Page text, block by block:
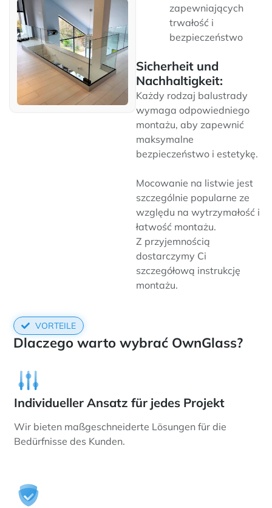
zapewniających
trwałość i
bezpieczeństwo
Sicherheit und
Nachhaltigkeit:
Każdy rodzaj balustrady
wymaga odpowiedniego
montażu, aby zapewnić
maksymalne
bezpieczeństwo i estetykę.
Mocowanie na listwie jest
szczególnie popularne ze
względu na wytrzymałość i
łatwość montażu.
Z przyjemnością
dostarczymy Ci
szczegółową instrukcję
montażu.
VORTEILE
Dlaczego warto wybrać OwnGlass?
Individueller Ansatz für jedes Projekt
Wir bieten maßgeschneiderte Lösungen für die
Bedürfnisse des Kunden.